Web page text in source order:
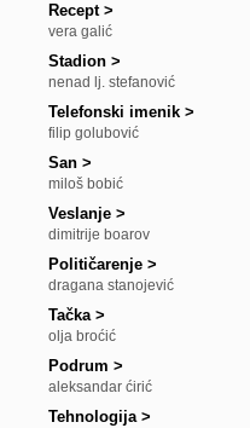
Recept>
vera galić
Stadion >
nenad lj. stefanović
Telefonski imenik >
filip golubović
San >
miloš bobić
Veslanje >
dimitrije boarov
Političarenje >
dragana stanojević
Tačka>
olja broćić
Podrum >
aleksandar ćirić
Tehnologija>